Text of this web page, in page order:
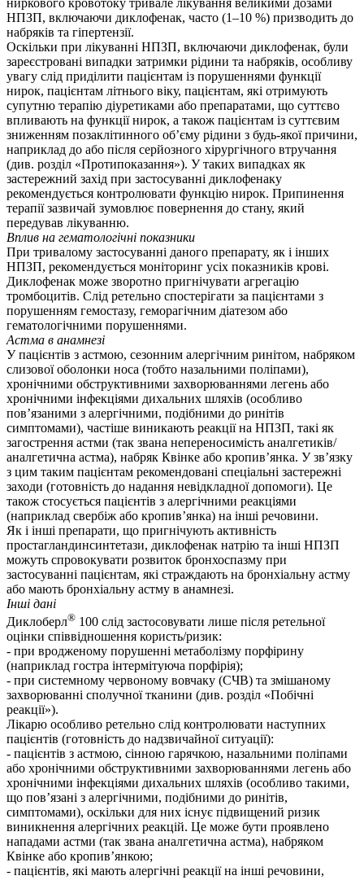
НПЗП, включаючи диклофенак, часто (1–10 %) призводить до
набряків та гіпертензії.
Оскільки при лікуванні НПЗП, включаючи диклофенак, були
зареєстровані випадки затримки рідини та набряків, особливу
увагу слід приділити пацієнтам із порушеннями функції
нирок, пацієнтам літнього віку, пацієнтам, які отримують
супутню терапію діуретиками або препаратами, що суттєво
впливають на функції нирок, а також пацієнтам із суттєвим
зниженням позаклітинного об’єму рідини з будь-якої причини,
наприклад до або після серйозного хірургічного втручання
(див. розділ «Протипоказання»). У таких випадках як
застережний захід при застосуванні диклофенаку
рекомендується контролювати функцію нирок. Припинення
терапії зазвичай зумовлює повернення до стану, який
передував лікуванню.
Вплив на гематологічні показники
При тривалому застосуванні даного препарату, як і інших
НПЗП, рекомендується моніторинг усіх показників крові.
Диклофенак може зворотно пригнічувати агрегацію
тромбоцитів. Слід ретельно спостерігати за пацієнтами з
порушенням гемостазу, геморагічним діатезом або
гематологічними порушеннями.
Астма в анамнезі
У пацієнтів з астмою, сезонним алергічним ринітом, набряком
слизової оболонки носа (тобто назальними поліпами),
хронічними обструктивними захворюваннями легень або
хронічними інфекціями дихальних шляхів (особливо
пов’язаними з алергічними, подібними до ринітів
симптомами), частіше виникають реакції на НПЗП, такі як
загострення астми (так звана непереносимість аналгетиків/
аналгетична астма), набряк Квінке або кропив’янка. У зв’язку
з цим таким пацієнтам рекомендовані спеціальні застережні
заходи (готовність до надання невідкладної допомоги). Це
також стосується пацієнтів з алергічними реакціями
(наприклад свербіж або кропив’янка) на інші речовини.
Як і інші препарати, що пригнічують активність
простагландинсинтетази, диклофенак натрію та інші НПЗП
можуть спровокувати розвиток бронхоспазму при
застосуванні пацієнтам, які страждають на бронхіальну астму
або мають бронхіальну астму в анамнезі.
Інші дані
Диклоберл® 100 слід застосовувати лише після ретельної
оцінки співвідношення користь/ризик:
- при вродженому порушенні метаболізму порфірину
(наприклад гостра інтермітуюча порфірія);
- при системному червоному вовчаку (СЧВ) та змішаному
захворюванні сполучної тканини (див. розділ «Побічні
реакції»).
Лікарю особливо ретельно слід контролювати наступних
пацієнтів (готовність до надзвичайної ситуації):
- пацієнтів з астмою, сінною гарячкою, назальними поліпами
або хронічними обструктивними захворюваннями легень або
хронічними інфекціями дихальних шляхів (особливо такими,
що пов’язані з алергічними, подібними до ринітів,
симптомами), оскільки для них існує підвищений ризик
виникнення алергічних реакцій. Це може бути проявлено
нападами астми (так звана аналгетична астма), набряком
Квінке або кропив’янкою;
- пацієнтів, які мають алергічні реакції на інші речовини,